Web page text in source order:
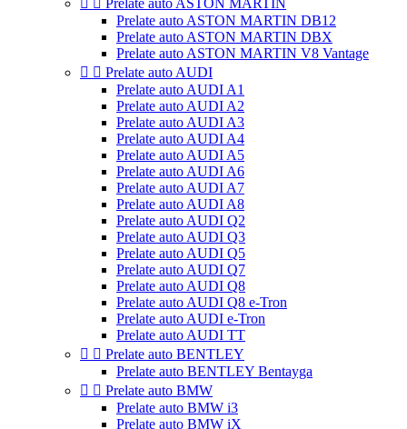
  Prelate auto ASTON MARTIN
Prelate auto ASTON MARTIN DB12
Prelate auto ASTON MARTIN DBX
Prelate auto ASTON MARTIN V8 Vantage
  Prelate auto AUDI
Prelate auto AUDI A1
Prelate auto AUDI A2
Prelate auto AUDI A3
Prelate auto AUDI A4
Prelate auto AUDI A5
Prelate auto AUDI A6
Prelate auto AUDI A7
Prelate auto AUDI A8
Prelate auto AUDI Q2
Prelate auto AUDI Q3
Prelate auto AUDI Q5
Prelate auto AUDI Q7
Prelate auto AUDI Q8
Prelate auto AUDI Q8 e-Tron
Prelate auto AUDI e-Tron
Prelate auto AUDI TT
  Prelate auto BENTLEY
Prelate auto BENTLEY Bentayga
  Prelate auto BMW
Prelate auto BMW i3
Prelate auto BMW iX